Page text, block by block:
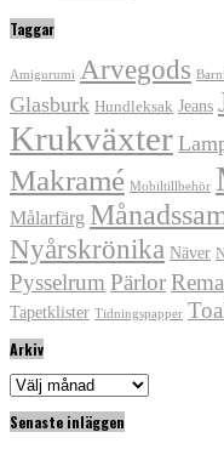
Taggar
Amigurumi Arvegods
Glasburk Hundleksak Jeans
Krukväxter
Makramé Mobiltillbehör
Målarfärg
Nyårskrönika Näver
Pysselrum Pärlor
Tapetklister Tidningspapper
Arkiv
Arkiv
Senaste inläggen